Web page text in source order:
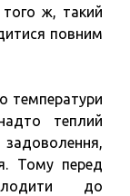
того ж, такий
повним
температури
теплий
Тому перед
до